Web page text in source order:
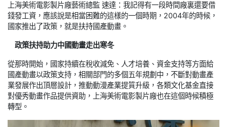
上海美術電影製片廠藝術總監 速達：我記得有一段時間廠裏還要借
錢發工資，應該說是相當困難的這樣的一個時期，2004年的時候，
國家推出了政策，就是扶持國產動畫。
政策扶持助力中國動畫走出寒冬
從那時開始，國家持續在稅收減免、人才培養、資金支持等方面給
國產動畫以政策支持，相關部門的多個五年規劃中，不斷對動畫產
業發展作出頂層設計，推動動漫產業提質升級，各類文化基金直接
對優秀動畫作品提供資助，上海美術電影製片廠也在這個時候積極
轉型。